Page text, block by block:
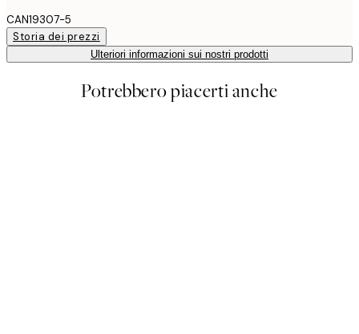
CAN19307-5
Storia dei prezzi
Ulteriori informazioni sui nostri prodotti
Potrebbero piacerti anche